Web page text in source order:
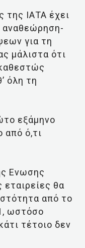
της ΙΑΤΑ έχει
αναθεώρηση-
για τη
μάλιστα ότι
όλη τη
εξάμηνο
από ό,τι
Ενωσης
εταιρείες θα
από το
ωστόσο
τέτοιο δεν